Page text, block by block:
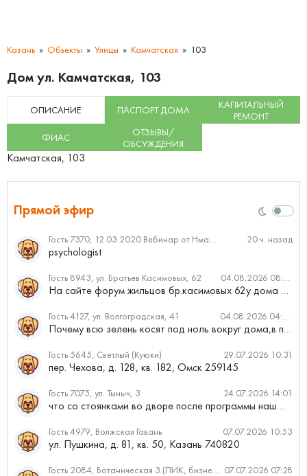
Казань Объекты Улицы Камчатская 103
Дом ул. Камчатская, 103
ОПИСАНИЕ ПАСПОРТ ДОМА
КАПИТАЛЬНЫЙ
РЕМОНТ
ФИАС
ОТЗЫВЫ/
ОБСУЖДЕНИЯ
Камчатская, 103
Прямой эфир
Гость 7370, 12.03.2020 Вебинар от Нмаркет.ПРО: «Актуальное об ипотеке: что нужно знать» 20 ч. назад
psychologist
Гость 8943, ул. Братьев Касимовых, 62 04.08.2026 08:34
На сайте форум жильцов бр.касимовых 62у дома растут красивые...
Гость 4127, ул. Волгоградская, 41 04.08.2026 04:46
Почему всю зелень косят под ноль вокруг дома,в полисадниках....
Гость 5645, Светлый (Куюки) 29.07.2026 10:31
пер. Чехова, д. 128, кв. 182, Омск 259145
Гость 7075, ул. Тыныч, 3 24.07.2026 14:01
что со стоянками во дворе после программы наш двор
Гость 4979, Волжская Гавань 07.07.2026 10:53
ул. Пушкина, д. 81, кв. 50, Казань 740820
Гость 2084, Ботаническая 3 (ПИК, бизнес-класс) 07.07.2026 07:28